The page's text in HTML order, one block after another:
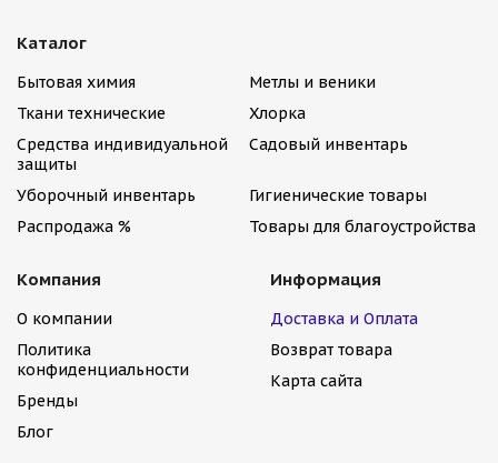
Каталог
Бытовая химия
Метлы и веники
Ткани технические
Хлорка
Средства индивидуальной
защиты
Садовый инвентарь
Уборочный инвентарь
Гигиенические товары
Распродажа %
Товары для благоустройства
Компания
О компании
Политика
конфиденциальности
Бренды
Блог
Информация
Доставка и Оплата
Возврат товара
Карта сайта